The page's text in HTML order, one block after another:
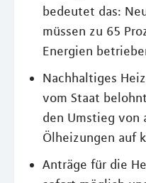
bedeutet das:
müssen zu 65
Energien
Nachhaltiges
vom Staat
den Umstieg von
Ölheizungen auf
Anträge für die